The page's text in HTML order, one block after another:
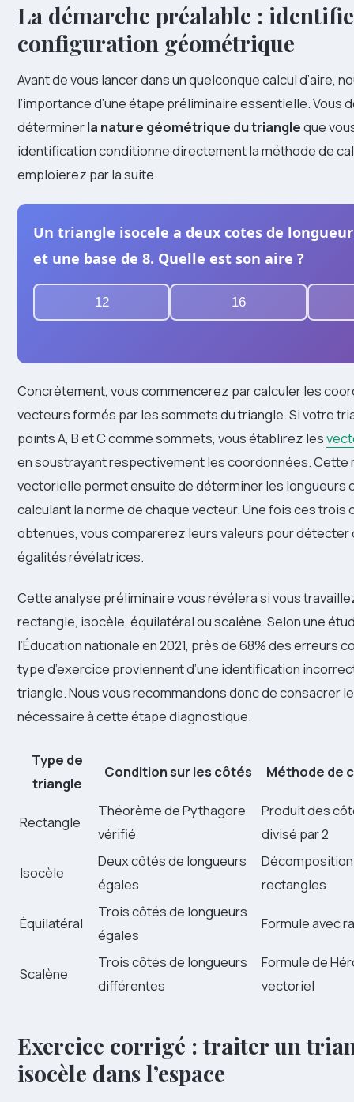
La démarche préalable :
configuration géométrique
Avant de vous lancer dans un quelconque calcul d’aire,
l’importance d’une étape préliminaire essentielle. Vous
déterminerla nature géométrique du triangleque
identification conditionne directement la méthode de
emploierez par la suite.
Un triangle isocele a deux cotes de
et une base de 8. Quelle est son aire ?
12 16
Concrètement, vous commencerez par calculer les
vecteurs formés par les sommets du triangle. Si votre
points A, B et C comme sommets, vous établirez les
en soustrayant respectivement les coordonnées. Cette
vectorielle permet ensuite de déterminer les longueurs
calculant la norme de chaque vecteur. Une fois ces trois
obtenues, vous comparerez leurs valeurs pour détecter
égalités révélatrices.
Cette analyse préliminaire vous révélera si vous
rectangle, isocèle, équilatéral ou scalène. Selon une
l’Éducation nationale en 2021, près de 68% des erreurs
type d’exercice proviennent d’une identification
triangle. Nous vous recommandons donc de consacrer
nécessaire à cette étape diagnostique.
Type de
triangle
Condition sur les côtés Méthode de
Rectangle
Théorème de Pythagore
vérifié
Produit des
divisé par 2
Isocèle
Deux côtés de longueurs
égales
rectangles
Équilatéral
Trois côtés de longueurs
égales
Formule avec
Scalène
Trois côtés de longueurs
différentes
Formule de
vectoriel
Exercice corrigé : traiter un
isocèle dans l’espace